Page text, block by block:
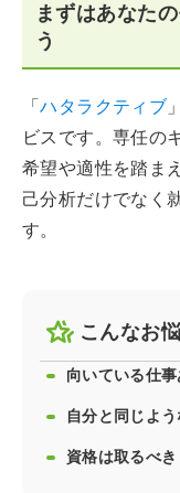
まずはあなた
う
「ハタラクティブ
ビスです。専任の
希望や適性を踏ま
己分析だけでなく
す。
こんなお
向いている仕
自分と同じよ
資格は取るべき